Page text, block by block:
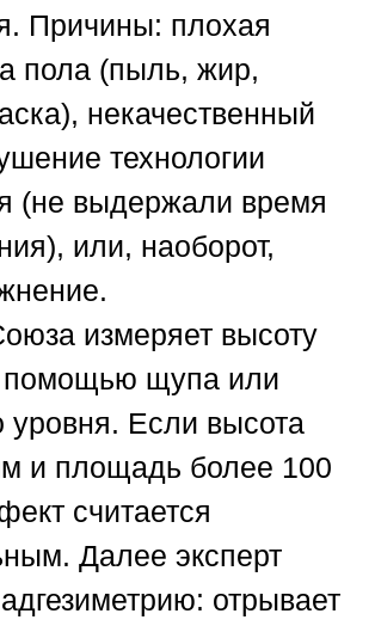
Причины: плохая
пола (пыль, жир,
некачественный
технологии
(не выдержали время
или, наоборот,
измеряет высоту
помощью щупа или
уровня. Если высота
и площадь более 100
считается
Далее эксперт
отрывает